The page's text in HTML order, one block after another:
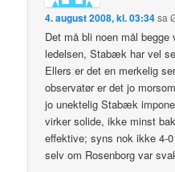
4. august 2008, kl. 03:34sa
Det må bli noen mål
ledelsen, Stabæk har vel
Ellers er det en merkelig
observatør er det jo
jo unektelig Stabæk
virker solide, ikke minst
effektive; syns nok ikke 4-
selv om Rosenborg var